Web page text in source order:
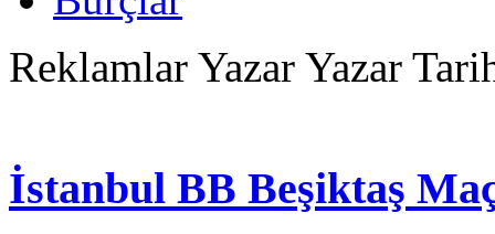
Reklamlar Yazar Yazar
İstanbul BB Beşiktaş